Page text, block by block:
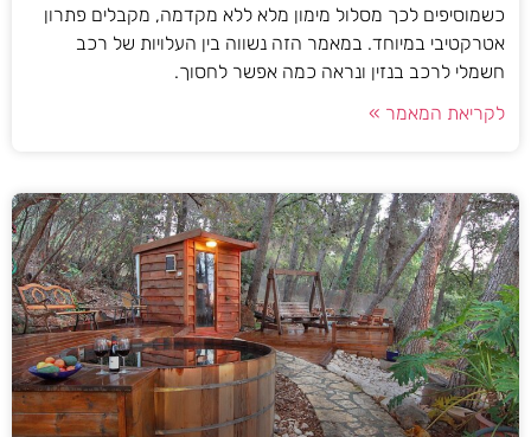
כשמוסיפים לכך מסלול מימון מלא ללא מקדמה, מקבלים פתרון
אטרקטיבי במיוחד. במאמר הזה נשווה בין העלויות של רכב
חשמלי לרכב בנזין ונראה כמה אפשר לחסוך.
לקריאת המאמר »